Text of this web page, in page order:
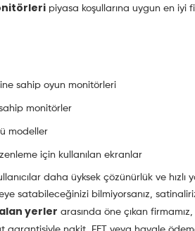
piyasa koşullarına uygun en iyi
sahip oyun monitörleri
monitörler
modeller
için kullanılan ekranlar
daha üyksek çözünürlük ve hızlı
satabileceğinizi bilmiyorsanız,
yerler arasında öne çıkan firmamız,